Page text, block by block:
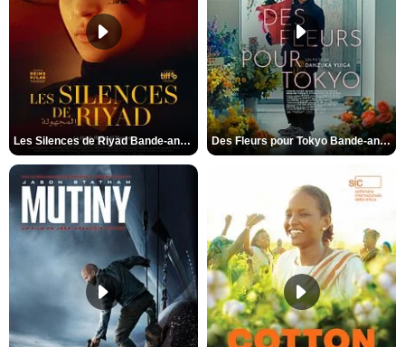
Les Silences de Riyad Bande-annonce VO STFR Des Fleurs pour Tokyo Bande-annonce VO STFR